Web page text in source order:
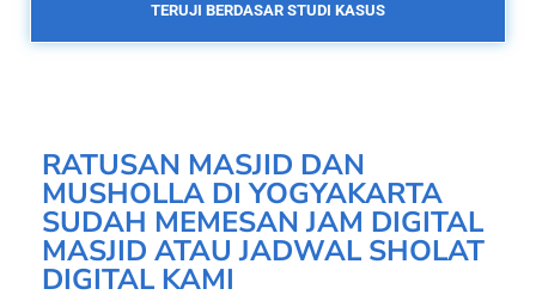
TERUJI BERDASAR STUDI KASUS
RATUSAN MASJID DAN
MUSHOLLA DI YOGYAKARTA
SUDAH MEMESAN JAM DIGITAL
MASJID ATAU JADWAL SHOLAT
DIGITAL KAMI